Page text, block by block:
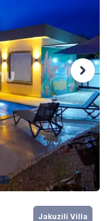
Jakuzili Villa